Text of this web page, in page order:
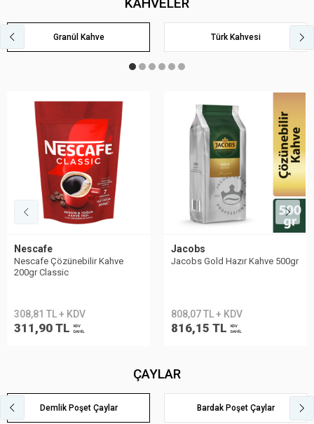
Granül Kahve Türk Kahvesi
Jacobs
Jacobs Gold Hazır Kahve 500gr
808,07 TL + KDV
816,15 TL
KDV
DAHİL
Nescafe
Nescafe Çözünebilir Kahve 1kg
1.496,02 TL + KDV
1.510,98 TL
ÇAYLAR
Demlik Poşet Çaylar Bardak Poşet Çaylar